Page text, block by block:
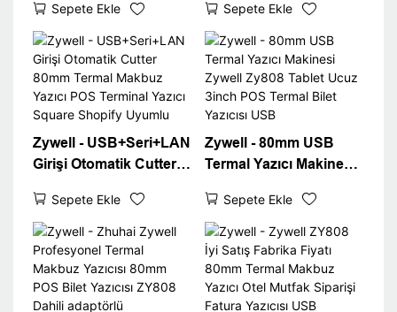
USB RJ11 Nakit
Çekmece Arayüzleri
USB
Sepete Ekle
80mm POS Makine
Termal Makbuz Yazıcısı
USB+LAN
Sepete Ekle
Zywell - USB+Seri+LAN
Girişi Otomatik Cutter
Yazıcı POS Terminal
Yazıcı Square Shopify
Uyumlu
Sepete Ekle
Zywell - 80mm USB
Termal Yazıcı Makinesi
Ucuz 3inch POS Termal
Bilet Yazıcısı USB
Sepete Ekle